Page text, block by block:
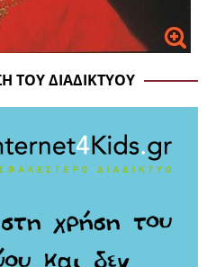
ΤΟΥ ΔΙΑΔΙΚΤΎΟΥ